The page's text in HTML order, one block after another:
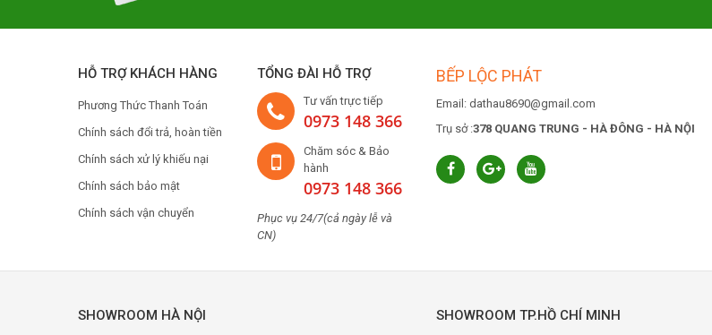
HỖ TRỢ KHÁCH HÀNG
Phương Thức Thanh Toán
Chính sách đổi trả, hoàn tiền
Chính sách xử lý khiếu nại
Chính sách bảo mật
Chính sách vận chuyển
TỔNG ĐÀI HỖ TRỢ
Tư vấn trực tiếp
0973 148 366
Chăm sóc & Bảo
hành
0973 148 366
Phục vụ 24/7(cả ngày lễ và
CN)
BẾP LỘC PHÁT
Email: dathau8690@gmail.com
Trụ sở :378 QUANG TRUNG - HÀ ĐÔNG - HÀ NỘI
SHOWROOM HÀ NỘI SHOWROOM TP.HỒ CHÍ MINH